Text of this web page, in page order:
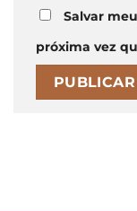
Salvar
próxima vez